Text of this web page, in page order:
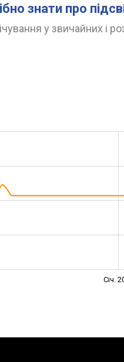
знати про
у звичайних і
Січ.